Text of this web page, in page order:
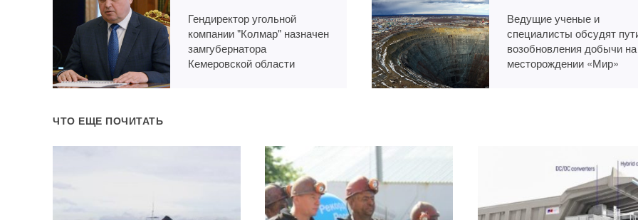
Гендиректор угольной
компании "Колмар" назначен
замгубернатора
Кемеровской области
Ведущие ученые и
специалисты обсудят
возобновления добычи на
месторождении «Мир»
ЧТО ЕЩЕ ПОЧИТАТЬ